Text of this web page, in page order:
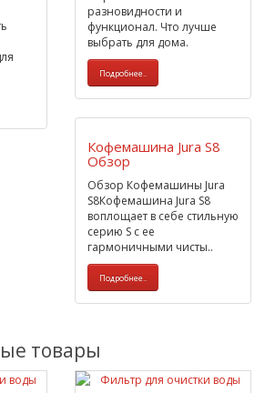
разновидности и
функционал. Что лучше
выбрать для дома.
Подробнее..
Кофемашина Jura S8
Обзор
Обзор Кофемашины Jura
S8Кофемашина Jura S8
воплощает в себе стильную
серию S с ее
гармоничными чисты..
Подробнее..
товары